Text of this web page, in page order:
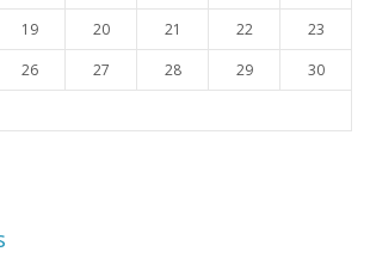
19 20 21 22
23
26 27 28 29
30